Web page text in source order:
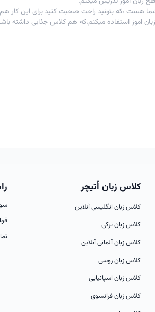
، 50% مبلغ پرداختی یعنی 100 هزار تومان سوخت شده و 100 هزار تومان دیگر به کیف پول زبان آموز برگشت خواهد
هست ،که بتونید راحت صحبت کنید برای این کار هم
اموز استفاده میکنم،که هم کلاس جذابی داشته
کلاس زبان اُتیچر
کلاس زبان انگلیسی آنلاین
کلاس زبان ترکی
کلاس زبان آلمانی آنلاین
کلاس زبان روسی
کلاس زبان اسپانیایی
کلاس زبان فرانسوی